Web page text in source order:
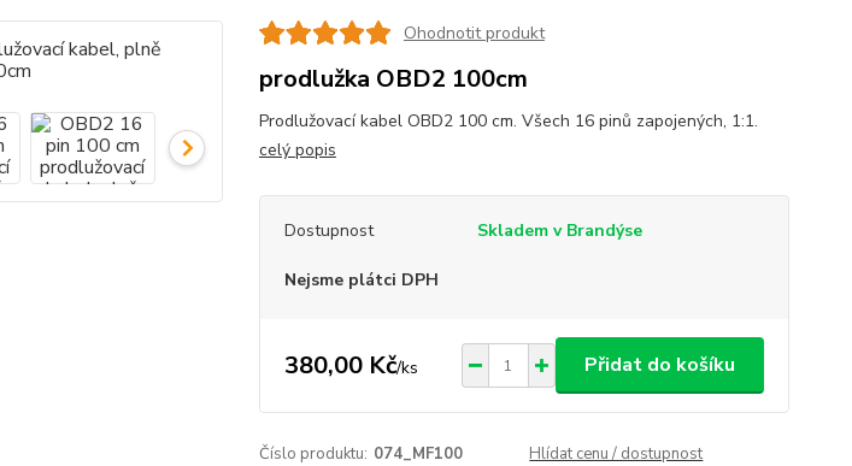
Ohodnotit produkt
prodlužka OBD2 100cm
Prodlužovací kabel OBD2 100 cm. Všech 16 pinů zapojených, 1:1.
celý popis
Dostupnost Skladem v Brandýse
Nejsme plátci DPH
380,00 Kč/ks Přidat do košíku
Číslo produktu: 074_MF100 Hlídat cenu / dostupnost